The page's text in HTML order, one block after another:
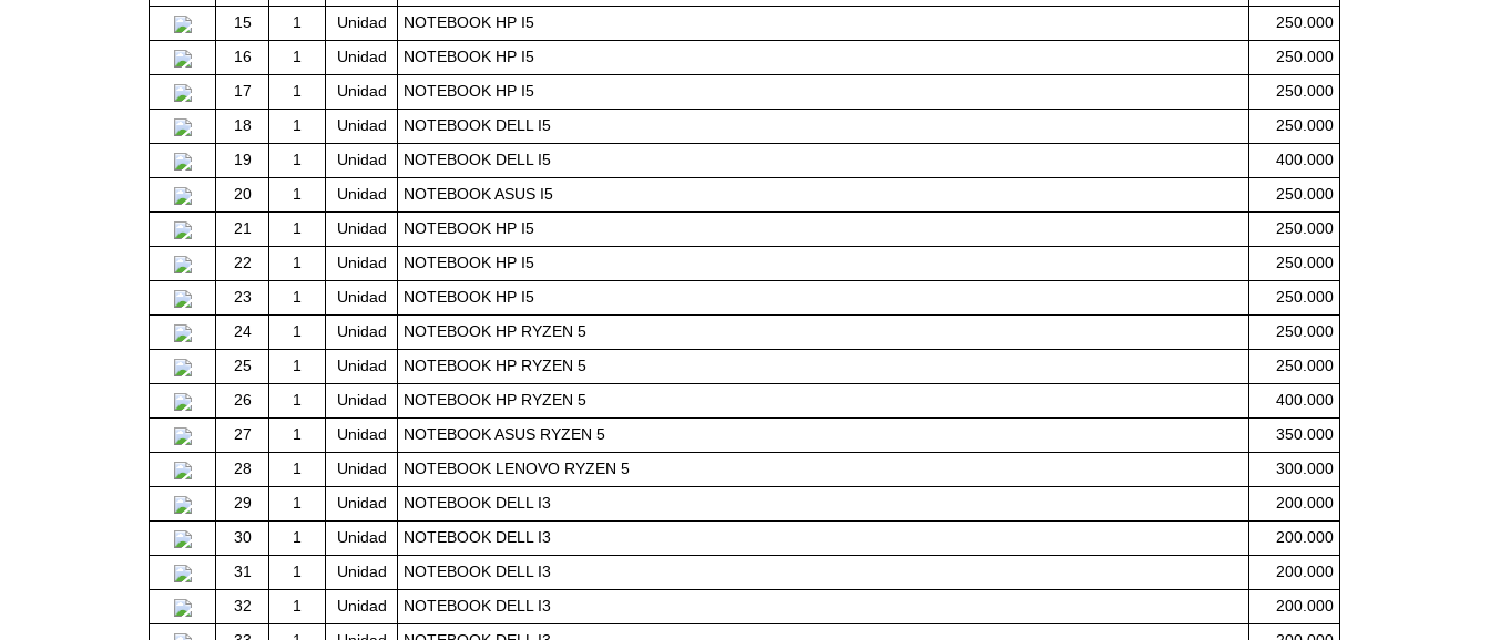
15
1 Unidad NOTEBOOK HP I5
250.000
16
1 Unidad NOTEBOOK HP I5
250.000
17
1 Unidad NOTEBOOK HP I5
250.000
18
1 Unidad NOTEBOOK DELL I5
250.000
19
1 Unidad NOTEBOOK DELL I5
400.000
20
1 Unidad NOTEBOOK ASUS I5
250.000
21
1 Unidad NOTEBOOK HP I5
250.000
22
1 Unidad NOTEBOOK HP I5
250.000
23
1 Unidad NOTEBOOK HP I5
250.000
24
1 Unidad NOTEBOOK HP RYZEN 5
250.000
25
1 Unidad NOTEBOOK HP RYZEN 5
250.000
26
1 Unidad NOTEBOOK HP RYZEN 5
400.000
27
1 Unidad NOTEBOOK ASUS RYZEN 5
350.000
28
1 Unidad NOTEBOOK LENOVO RYZEN 5
300.000
29
1 Unidad NOTEBOOK DELL I3
200.000
30
1 Unidad NOTEBOOK DELL I3
200.000
31
1 Unidad NOTEBOOK DELL I3
200.000
32
1 Unidad NOTEBOOK DELL I3
200.000